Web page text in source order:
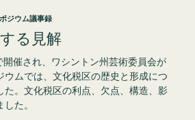
ジウム議事録
る見解
催され、ワシントン州芸術委員会が
ウムでは、文化税区の歴史と形成につ
た。文化税区の利点、欠点、構造、影
た。